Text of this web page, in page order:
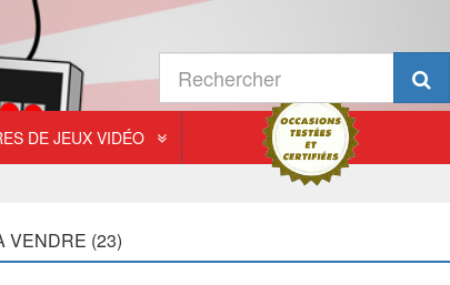
DE JEUX VIDÉO
VENDRE (23)